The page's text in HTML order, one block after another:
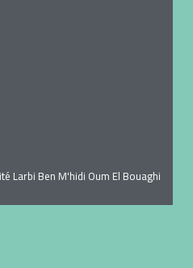
Larbi Ben M'hidi Oum El Bouaghi